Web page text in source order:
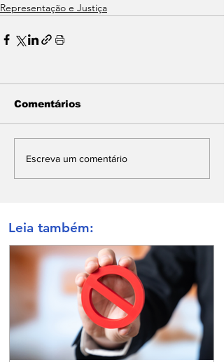
Representação e Justiça
Comentários
Escreva um comentário
Leia também: